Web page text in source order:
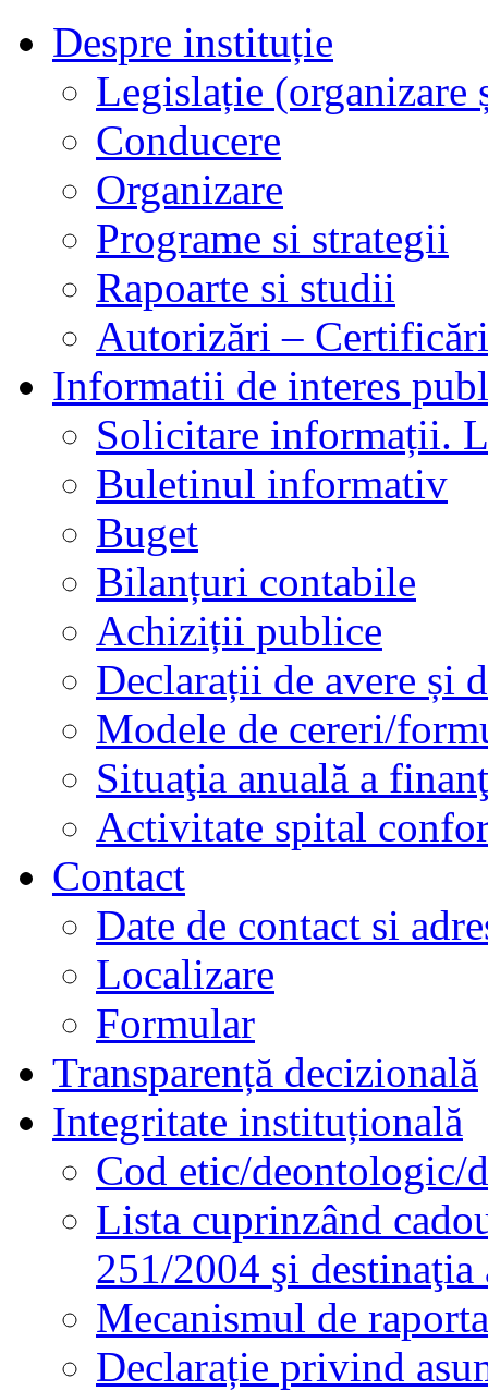
Despre instituție
Legislație
Conducere
Organizare
Programe si strategii
Rapoarte si studii
Autorizări –
Informatii de interes
Solicitare informații.
Buletinul informativ
Buget
Bilanțuri contabile
Achiziții publice
Declarații de avere și
Modele de cereri/
Situaţia anuală a
Activitate spital
Contact
Date de contact si
Localizare
Formular
Transparență decizională
Integritate instituțională
Cod etic/deontologic/
Lista cuprinzând
251/2004 şi destinaţia
Mecanismul de
Declarație privind